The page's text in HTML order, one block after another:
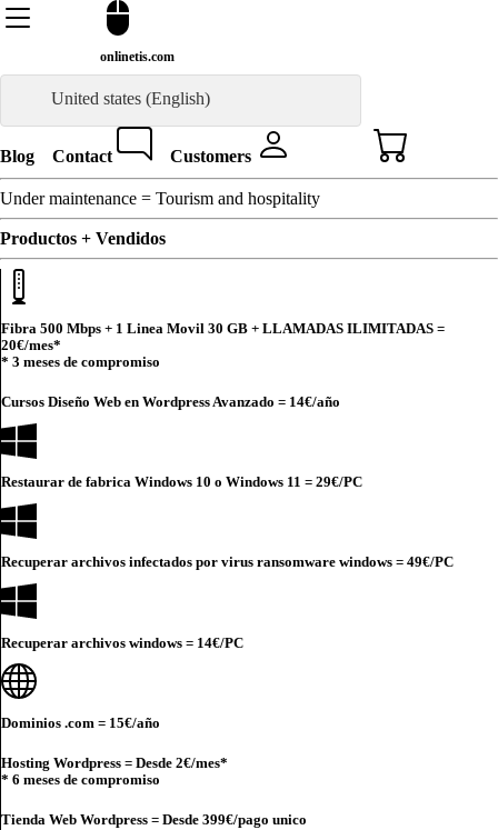
onlinetis.com
United states (English)
Blog Contact Customers
Under maintenance = Tourism and hospitality
Productos + Vendidos
Fibra 500 Mbps + 1 Linea Movil 30 GB + LLAMADAS ILIMITADAS =
20€/mes*
* 3 meses de compromiso
Cursos Diseño Web en Wordpress Avanzado = 14€/año
Restaurar de fabrica Windows 10 o Windows 11 = 29€/PC
Recuperar archivos infectados por virus ransomware windows = 49€/PC
Recuperar archivos windows = 14€/PC
Dominios .com = 15€/año
Hosting Wordpress = Desde 2€/mes*
* 6 meses de compromiso
Tienda Web Wordpress = Desde 399€/pago unico